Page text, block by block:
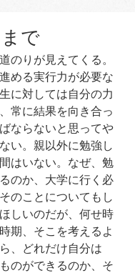
で
のりが見えてくる。
める実行力が必要な
に対しては自分の力
常に結果を向き合っ
ならないと思ってや
い。親以外に勉強し
はいない。なぜ、勉
のか、大学に行く必
のことについてもし
しいのだが、何せ時
期、そこを考えるよ
、どれだけ自分は
のができるのか、そ